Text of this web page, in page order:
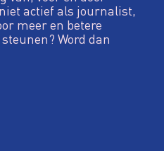
actief als journalist,
meer en betere
Word dan